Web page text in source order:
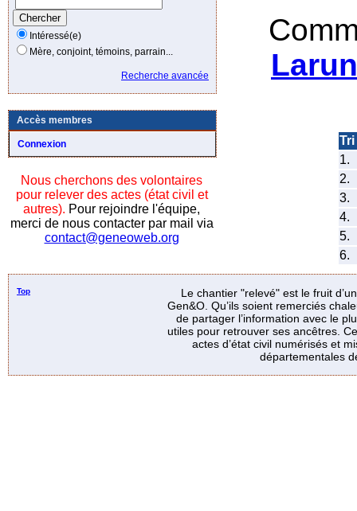
Intéressé(e)
Mère, conjoint, témoins, parrain...
Recherche avancée
Accès membres
Connexion
Nous cherchons des volontaires
pour relever des actes (état civil et
autres). Pour rejoindre l'équipe,
merci de nous contacter par mail via
contact@geneoweb.org
Tri
1.
2.
3.
4.
5.
6.
Top
Le chantier "relevé" est le fruit
Gen&O. Qu’ils soient remerciés
de partager l’information avec le
utiles pour retrouver ses ancêtres.
actes d’état civil numérisés et
départementales